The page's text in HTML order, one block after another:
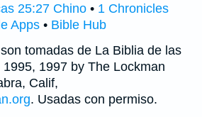
25:27 Chino • 1 Chronicles
Apps • Bible Hub
tomadas de La Biblia de las
1997 by The Lockman
Calif,
. Usadas con permiso.